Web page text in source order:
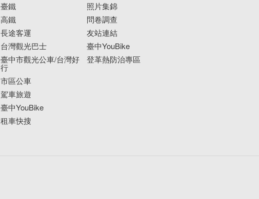
臺鐵
高鐵
長途客運
台灣觀光巴士
臺中市觀光公車/台灣好
行
市區公車
駕車旅遊
臺中YouBike
租車快搜
照片集錦
問卷調查
友站連結
臺中YouBike
登革熱防治專區